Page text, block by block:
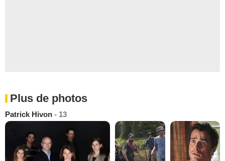
Plus de photos
Patrick Hivon - 13